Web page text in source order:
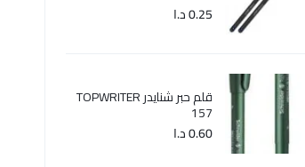
0.25د.ا
قلم حبر شنايدر TOPWRITER
157
0.60د.ا